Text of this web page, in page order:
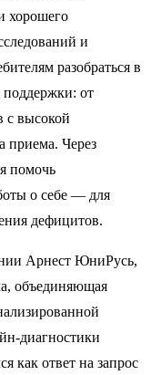
хорошего
и
разобраться в
поддержки: от
с высокой
приема. Через
помочь
о себе — для
дефицитов.
Арнест ЮниРусь,
объединяющая
диагностики
как ответ на запрос